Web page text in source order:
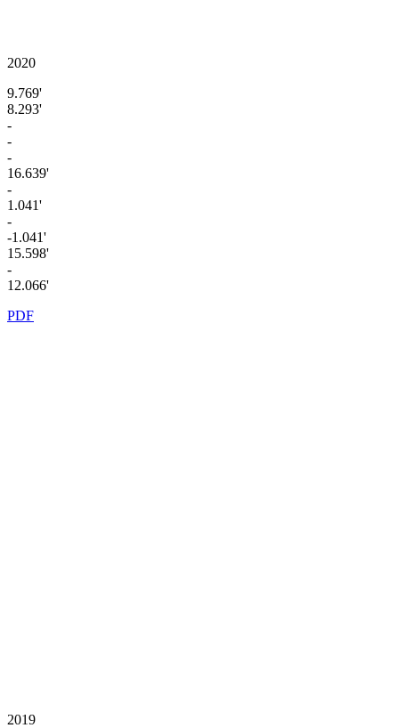
2020
9.769'
8.293'
-
-
-
16.639'
-
1.041'
-
-1.041'
15.598'
-
12.066'
PDF
2019